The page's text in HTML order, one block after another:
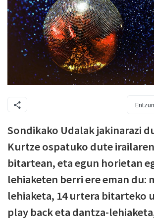
Entzun
Sondikako Udalak jakinarazi
Kurtze ospatuko dute
bitartean, eta egun horietan
lehiaketen berri ere eman du:
lehiaketa, 14 urtera bitarteko
play back eta dantza-